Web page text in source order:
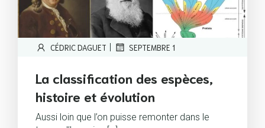
CÉDRIC DAGUET | SEPTEMBRE 1
La classification des espèces,
histoire et évolution
Aussi loin que l’on puisse remonter dans le